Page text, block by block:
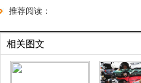
推荐阅读：
相关图文